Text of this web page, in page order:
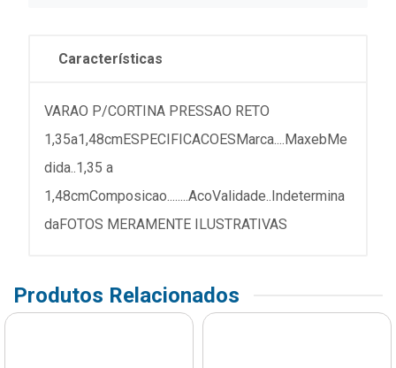
Características
VARAO P/CORTINA PRESSAO RETO
1,35a1,48cmESPECIFICACOESMarca....MaxebMe
dida..1,35 a
1,48cmComposicao........AcoValidade..Indetermina
daFOTOS MERAMENTE ILUSTRATIVAS
Produtos Relacionados